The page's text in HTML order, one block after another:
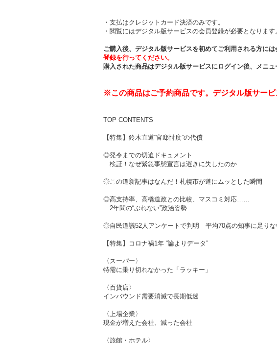
・支払はクレジットカード決済のみです。
・閲覧にはデジタル版サービスの会員登録が必要となります
ご購入後、デジタル版サービスを初めてご利用される方には
登録を行ってください。
購入された商品はデジタル版サービスにログイン後、メニ
※この商品はご予約商品です。デジタル版サー
TOP CONTENTS
【特集】鈴木直道“官邸忖度”の代償
◎発令までの切迫ドキュメント
検証！なぜ緊急事態宣言は遅きに失したのか
◎この道新記事はなんだ！札幌市が道にムッとした瞬間
◎高支持率、高橋道政との比較、マスコミ対応……
2年間の“ぶれない”政治姿勢
◎自民道議52人アンケートで判明 平均70点の知事に足りな
【特集】コロナ禍1年 “論よりデータ”
〈スーパー〉
特需に乗り切れなかった「ラッキー」
〈百貨店〉
インバウンド需要消滅で長期低迷
〈上場企業〉
現金が増えた会社、減った会社
〈旅館・ホテル〉